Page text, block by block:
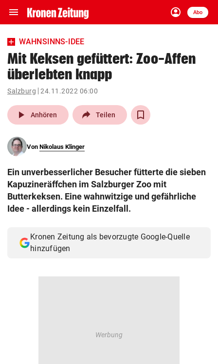
menu Navigation
ein-/ausklappen
account_circle
Anmelden
Abo
close Schließen
account_circle Anmelden
pin_drop
Wien arrow_right
search
eingeben
Muthgasse 2, 1190 Wien
WAHNSINNS-IDEE
Mit Keksen gefüttert: Zoo-Affen
überlebten knapp
Salzburg 24.11.2022 06:00
play_arrow Anhören Teilen
Von Nikolaus Klinger
Ein unverbesserlicher Besucher fütterte die sieben
Kapuzineräffchen im Salzburger Zoo mit
Butterkeksen. Eine wahnwitzige und gefährliche
Idee - allerdings kein Einzelfall.
Kronen Zeitung als bevorzugte Google-Quelle
hinzufügen